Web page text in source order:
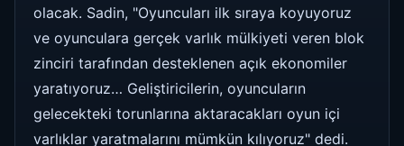
olacak. Sadin, "Oyuncuları ilk sıraya koyuyoruz
ve oyunculara gerçek varlık mülkiyeti veren blok
zinciri tarafından desteklenen açık ekonomiler
yaratıyoruz… Geliştiricilerin, oyuncuların
gelecekteki torunlarına aktaracakları oyun içi
varlıklar yaratmalarını mümkün kılıyoruz" dedi.